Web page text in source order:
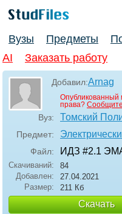
Вузы Предметы
AI
Заказать работу
Добавил:Arnag
Опубликованный
права?
Вуз: Томский
Предмет:
Файл: ИДЗ #2.1
Скачиваний:
84
Добавлен:
27.04.2021
Размер:
211 Кб
Скачать